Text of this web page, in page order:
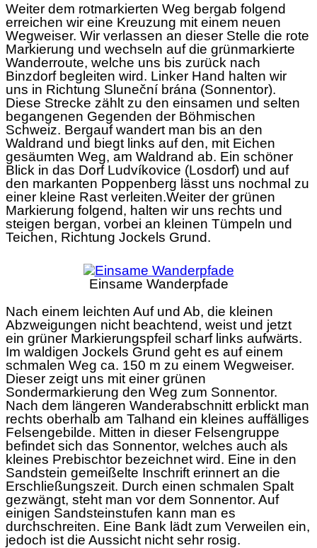
Weiter dem rotmarkierten Weg bergab folgend
erreichen wir eine Kreuzung mit einem neuen
Wegweiser. Wir verlassen an dieser Stelle die rote
Markierung und wechseln auf die grünmarkierte
Wanderroute, welche uns bis zurück nach
Binzdorf begleiten wird. Linker Hand halten wir
uns in Richtung Sluneční brána (Sonnentor).
Diese Strecke zählt zu den einsamen und selten
begangenen Gegenden der Böhmischen
Schweiz. Bergauf wandert man bis an den
Waldrand und biegt links auf den, mit Eichen
gesäumten Weg, am Waldrand ab. Ein schöner
Blick in das Dorf Ludvíkovice (Losdorf) und auf
den markanten Poppenberg lässt uns nochmal zu
einer kleine Rast verleiten.Weiter der grünen
Markierung folgend, halten wir uns rechts und
steigen bergan, vorbei an kleinen Tümpeln und
Teichen, Richtung Jockels Grund.
Einsame Wanderpfade
Nach einem leichten Auf und Ab, die kleinen
Abzweigungen nicht beachtend, weist und jetzt
ein grüner Markierungspfeil scharf links aufwärts.
Im waldigen Jockels Grund geht es auf einem
schmalen Weg ca. 150 m zu einem Wegweiser.
Dieser zeigt uns mit einer grünen
Sondermarkierung den Weg zum Sonnentor.
Nach dem längeren Wanderabschnitt erblickt man
rechts oberhalb am Talhand ein kleines auffälliges
Felsengebilde. Mitten in dieser Felsengruppe
befindet sich das Sonnentor, welches auch als
kleines Prebischtor bezeichnet wird. Eine in den
Sandstein gemeißelte Inschrift erinnert an die
Erschließungszeit. Durch einen schmalen Spalt
gezwängt, steht man vor dem Sonnentor. Auf
einigen Sandsteinstufen kann man es
durchschreiten. Eine Bank lädt zum Verweilen ein,
jedoch ist die Aussicht nicht sehr rosig.